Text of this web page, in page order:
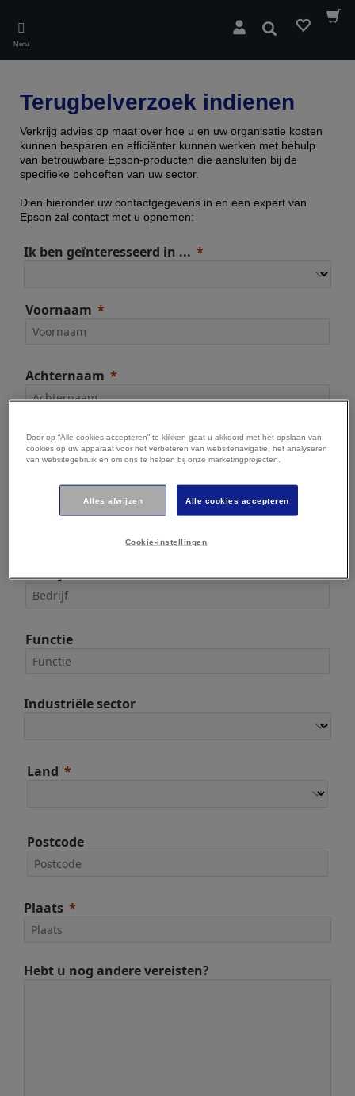
main
content
Menu
Zoeken
Terugbelverzoek indienen
Verkrijg advies op maat over hoe u en uw organisatie kosten
kunnen besparen en efficiënter kunnen werken met behulp
van betrouwbare Epson-producten die aansluiten bij de
specifieke behoeften van uw sector.
Dien hieronder uw contactgegevens in en een expert van
Epson zal contact met u opnemen:
Ik ben geïnteresseerd in ...
Voornaam
Achternaam
E-mailadres
Bedrijf
Functie
Industriële sector
Land
Postcode
Plaats
Hebt u nog andere vereisten?
Door op “Alle cookies accepteren” te klikken gaat u akkoord met het opslaan van
cookies op uw apparaat voor het verbeteren van websitenavigatie, het analyseren
van websitegebruik en om ons te helpen bij onze marketingprojecten.
Alles afwijzen Alle cookies accepteren
Cookie-instellingen